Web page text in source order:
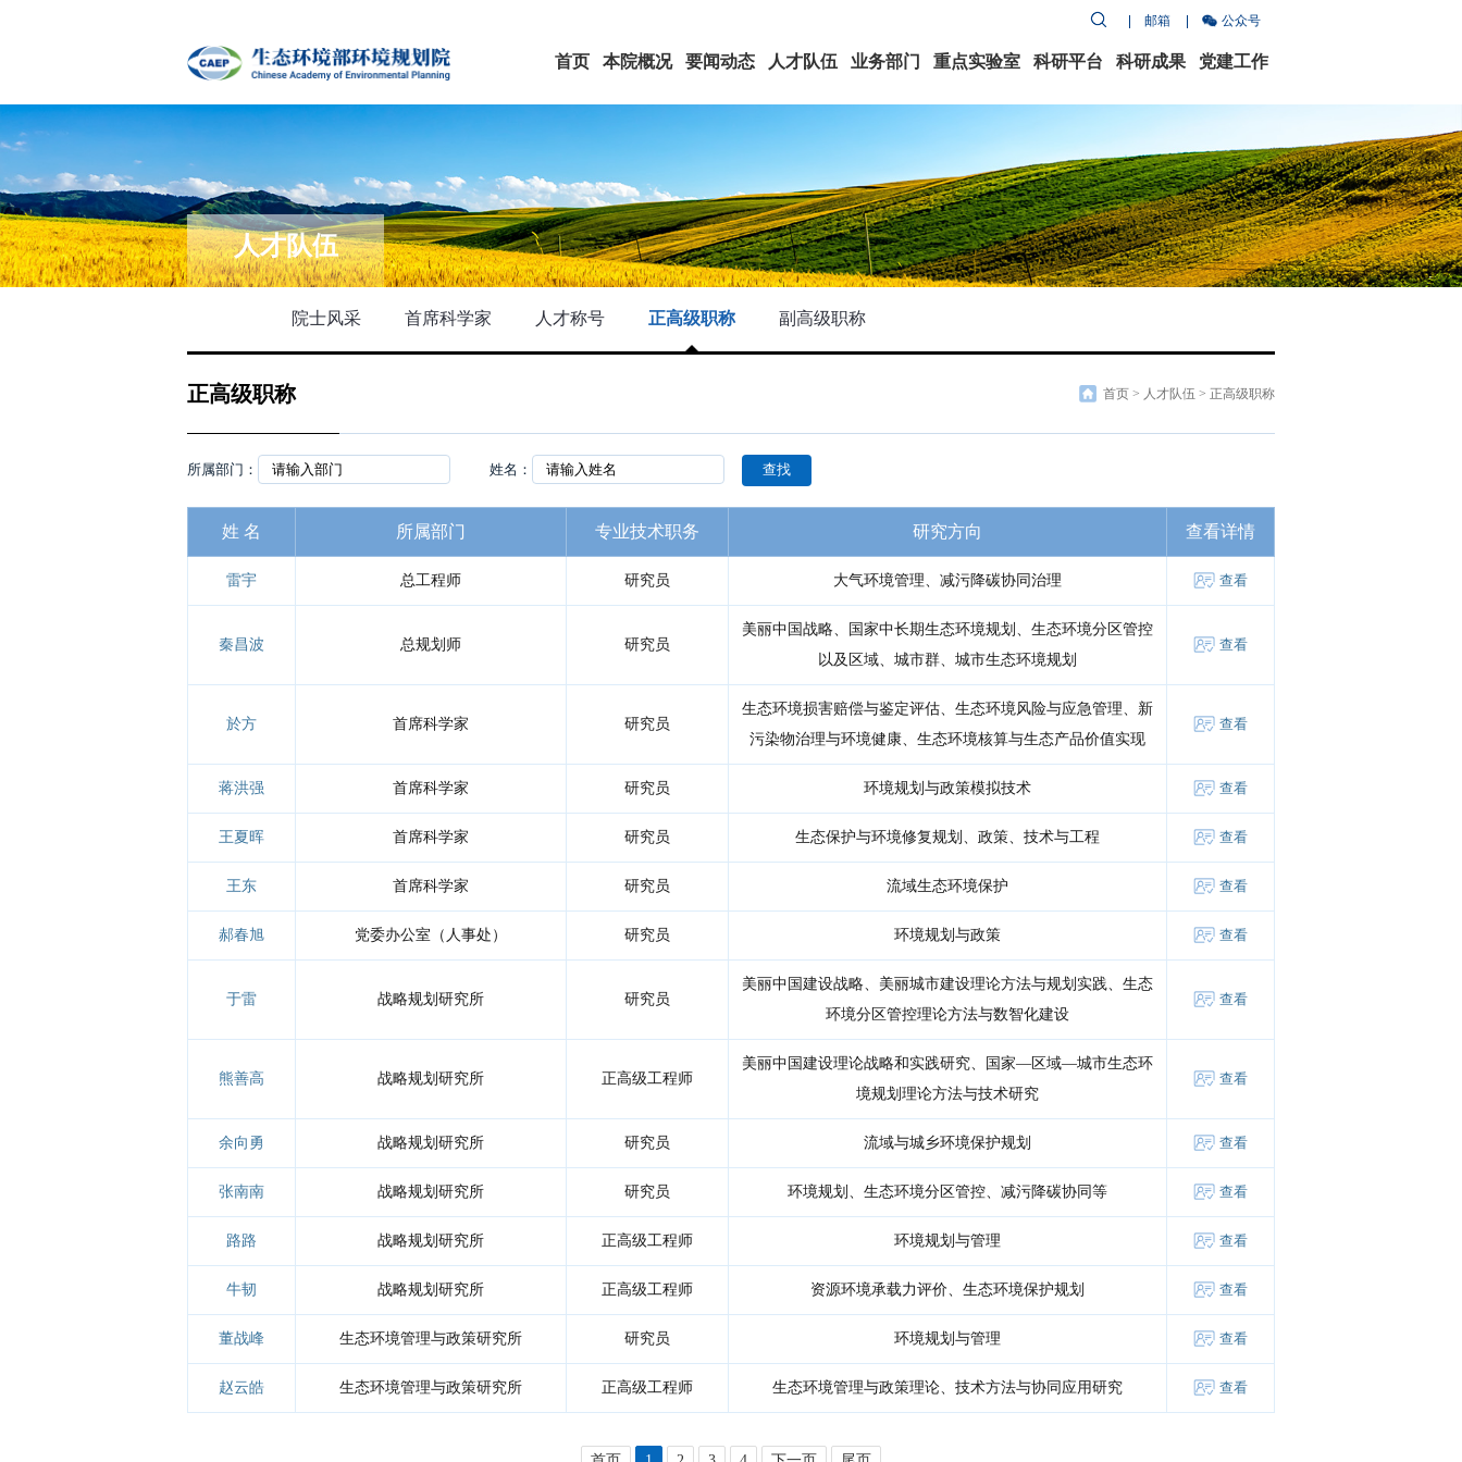
邮箱 公众号
首页 本院概况 要闻动态 人才队伍 业务部门 重点实验室 科研平台 科研成果 党建工作
人才队伍
院士风采 首席科学家 人才称号 正高级职称 副高级职称
正高级职称 首页 > 人才队伍 > 正高级职称
所属部门： 姓名：
姓 名 所属部门 专业技术职务 研究方向 查看详情
雷宇 总工程师 研究员 大气环境管理、减污降碳协同治理 查看
秦昌波 总规划师 研究员
美丽中国战略、国家中长期生态环境规划、生态环境分区管控
以及区域、城市群、城市生态环境规划
查看
於方 首席科学家 研究员
生态环境损害赔偿与鉴定评估、生态环境风险与应急管理、新
污染物治理与环境健康、生态环境核算与生态产品价值实现
查看
蒋洪强 首席科学家 研究员 环境规划与政策模拟技术 查看
王夏晖 首席科学家 研究员 生态保护与环境修复规划、政策、技术与工程 查看
王东 首席科学家 研究员 流域生态环境保护 查看
郝春旭 党委办公室（人事处） 研究员 环境规划与政策 查看
于雷 战略规划研究所 研究员
美丽中国建设战略、美丽城市建设理论方法与规划实践、生态
环境分区管控理论方法与数智化建设
查看
熊善高 战略规划研究所 正高级工程师
美丽中国建设理论战略和实践研究、国家—区域—城市生态环
境规划理论方法与技术研究
查看
余向勇 战略规划研究所 研究员 流域与城乡环境保护规划 查看
张南南 战略规划研究所 研究员 环境规划、生态环境分区管控、减污降碳协同等 查看
路路 战略规划研究所 正高级工程师 环境规划与管理 查看
牛韧 战略规划研究所 正高级工程师 资源环境承载力评价、生态环境保护规划 查看
董战峰 生态环境管理与政策研究所 研究员 环境规划与管理 查看
赵云皓 生态环境管理与政策研究所 正高级工程师 生态环境管理与政策理论、技术方法与协同应用研究 查看